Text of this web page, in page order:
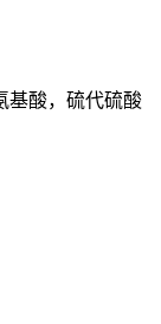
基酸，硫代硫酸